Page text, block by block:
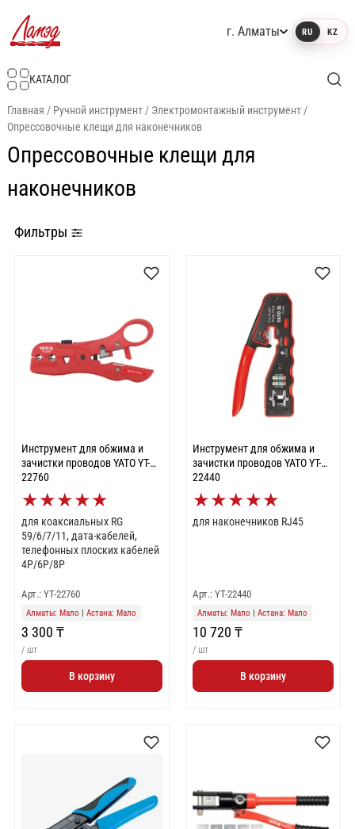
г. Алматы RU KZ
КАТАЛОГ
Главная / Ручной инструмент/ Электромонтажный инструмент/
Опрессовочные клещи для наконечников
Опрессовочные клещи для
наконечников
Фильтры
Инструмент для обжима и
зачистки проводов YATO YT-
22760
★★★★★
для коаксиальных RG
59/6/7/11, дата-кабелей,
телефонных плоских кабелей
4P/6P/8P
Арт.: YT-22760
Алматы: Мало Астана: Мало
3 300 ₸
/ шт
В корзину
Инструмент для обжима и
зачистки проводов YATO YT-
22440
★★★★★
для наконечников RJ45
Арт.: YT-22440
Алматы: Мало Астана: Мало
10 720 ₸
/ шт
В корзину